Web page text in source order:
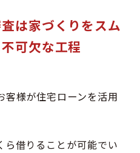
は家づくりをスム
可欠な工程
様が住宅ローンを活用
借りることが可能でい